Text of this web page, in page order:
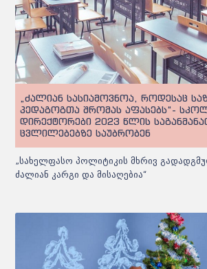
„ძალიან სასიამოვნოა, როდესაც
პედაგოგთა შრომას აფასებს“-
დირექტორები 2023 წლის
ცვლილებებზე საუბრობენ
„სახელფასო პოლიტიკის მხრივ
ძალიან კარგი და მისაღებია“